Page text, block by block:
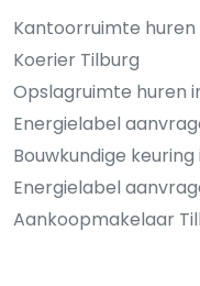
Kantoorruimte huren
Koerier Tilburg
Opslagruimte huren
Energielabel
Bouwkundige keuring
Energielabel
Aankoopmakelaar